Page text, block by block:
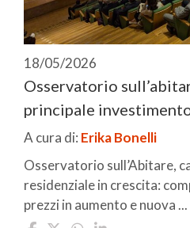
18/05/2026
Osservatorio
principale
A cura di: Erika Bonelli
Osservatorio sull’Abitare,
residenziale in crescita:
prezzi in aumento e nuova ...